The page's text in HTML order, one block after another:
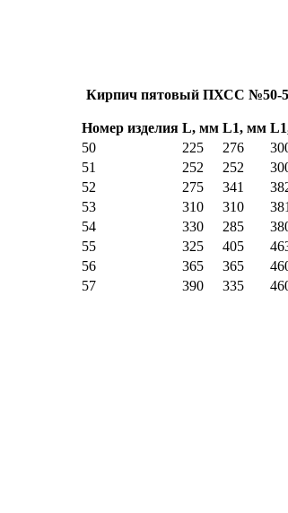
Кирпич пятовый ПХСС №50-
Номер изделия L, мм L1, мм L1
50
225 276
51
252 252
52
275 341
53
310 310 381
54
330 285
55
325 405
56
365 365
57
390 335